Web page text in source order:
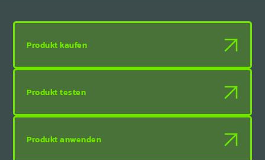
Produkt kaufen
Produkt testen
Produkt anwenden